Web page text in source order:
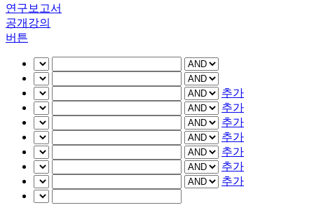
연구보고서
공개강의
버튼
추가
추가
추가
추가
추가
추가
추가